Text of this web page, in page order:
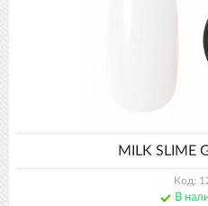
MILK SLIME
Код:
В